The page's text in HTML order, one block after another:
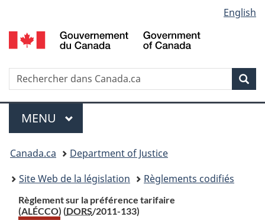
au
contenu
propos
de
la
HTML
simplifiée
selection
English
Recherche
Menu
MENU PRINCIPAL
You
are
here:
Canada.ca
Department of Justice
Site Web de la législation
Règlements codifiés
Règlement sur la préférence tarifaire
(ALÉCCO) (DORS/2011-133)